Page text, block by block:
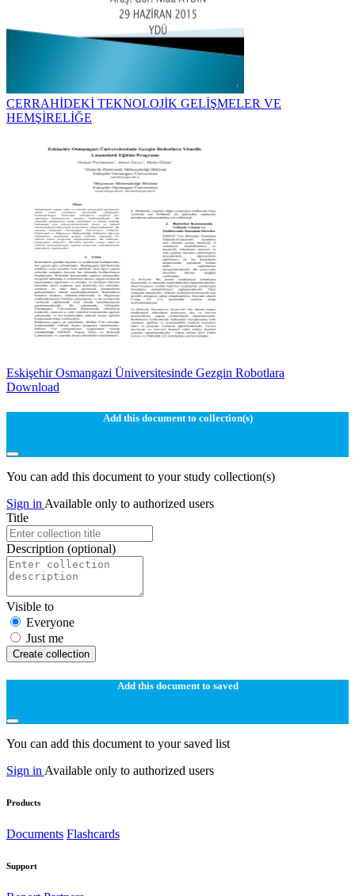
CERRAHİDEKİ TEKNOLOJİK GELİŞMELER VE
HEMŞİRELİĞE
Eskişehir Osmangazi Üniversitesinde Gezgin Robotlara
Download
Add this document to collection(s)
You can add this document to your study collection(s)
Sign in Available only to authorized users
Title
Description (optional)
Visible to
Everyone
Just me
Create collection
Add this document to saved
You can add this document to your saved list
Sign in Available only to authorized users
Products
Documents Flashcards
Support